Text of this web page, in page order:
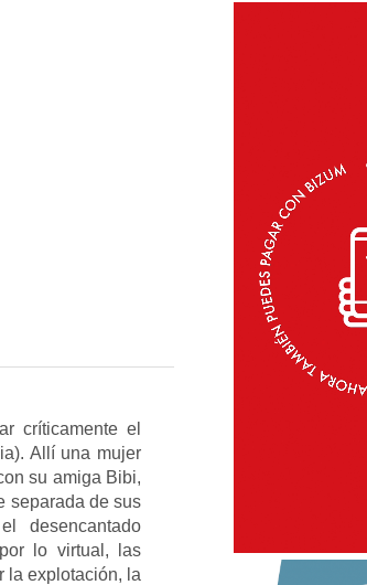
críticamente el
Allí una mujer
su amiga Bibi,
separada de sus
desencantado
lo virtual, las
la explotación, la